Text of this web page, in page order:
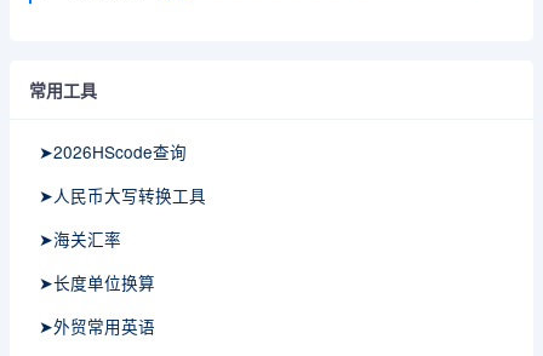
常用工具
➤2026HScode查询
➤人民币大写转换工具
➤海关汇率
➤长度单位换算
➤外贸常用英语